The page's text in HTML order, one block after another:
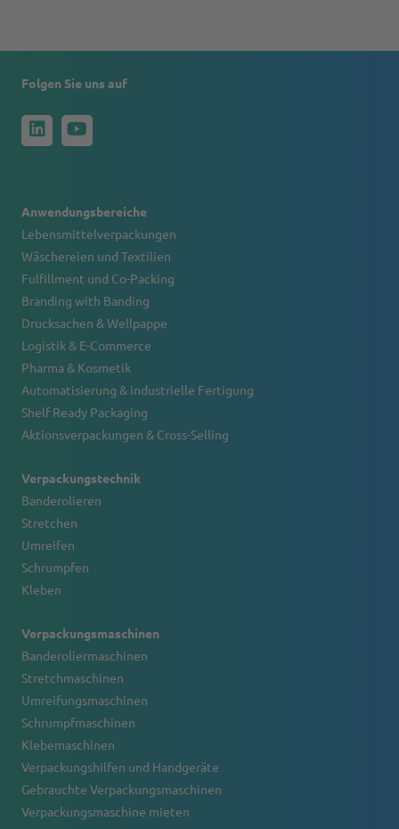
Folgen Sie uns auf
Anwendungsbereiche
Lebensmittelverpackungen
Wäschereien und Textilien
Fulfillment und Co-Packing
Branding with Banding
Drucksachen & Wellpappe
Logistik & E-Commerce
Pharma & Kosmetik
Automatisierung & industrielle Fertigung
Shelf Ready Packaging
Aktionsverpackungen & Cross-Selling
Verpackungstechnik
Banderolieren
Stretchen
Umreifen
Schrumpfen
Kleben
Verpackungsmaschinen
Banderoliermaschinen
Stretchmaschinen
Umreifungsmaschinen
Schrumpfmaschinen
Klebemaschinen
Verpackungshilfen und Handgeräte
Gebrauchte Verpackungsmaschinen
Verpackungsmaschine mieten